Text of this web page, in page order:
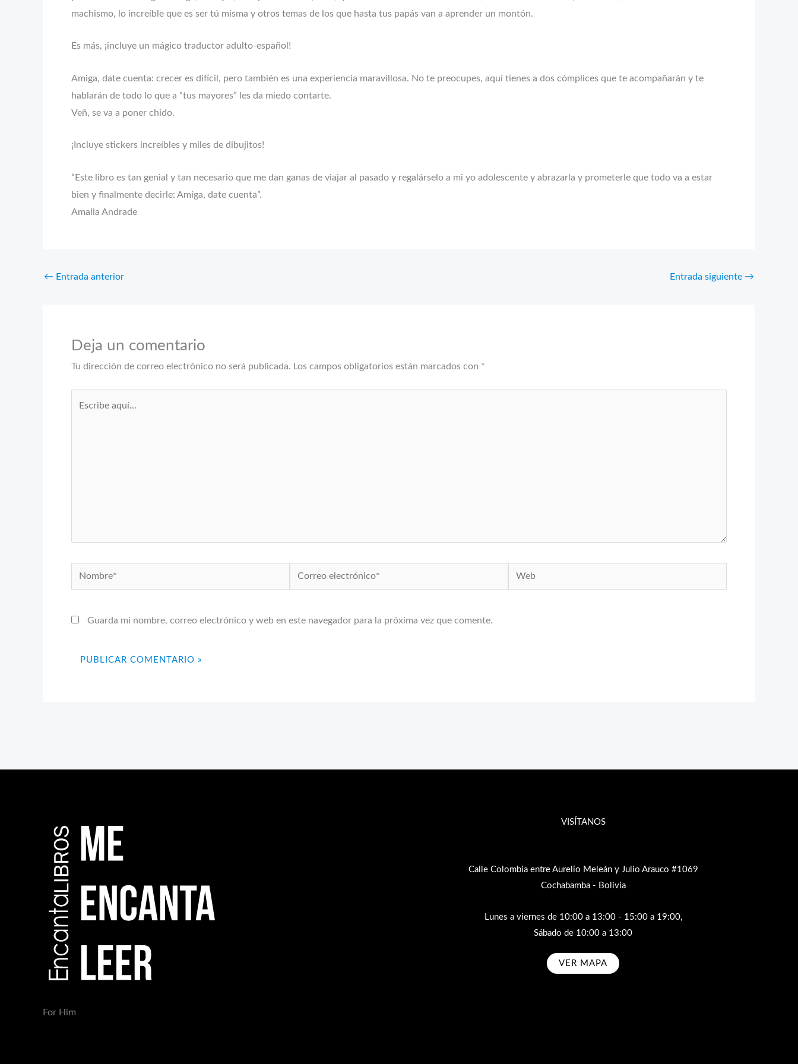
machismo, lo increíble que es ser tú misma y otros temas de los que hasta tus papás van a aprender un montón.
Es más, ¡incluye un mágico traductor adulto-español!
Amiga, date cuenta: crecer es difícil, pero también es una experiencia maravillosa. No te preocupes, aquí tienes a dos cómplices que te acompañarán y te
hablarán de todo lo que a “tus mayores” les da miedo contarte.
Veñ, se va a poner chido.
¡Incluye stickers increíbles y miles de dibujitos!
“Este libro es tan genial y tan necesario que me dan ganas de viajar al pasado y regalárselo a mi yo adolescente y abrazarla y prometerle que todo va a estar
bien y finalmente decirle: Amiga, date cuenta”.
Amalia Andrade
← Entrada anterior Entrada siguiente →
Deja un comentario
Tu dirección de correo electrónico no será publicada. Los campos obligatorios están marcados con *
Nombre*
Correo
electrónico*
Web
Guarda mi nombre, correo electrónico y web en este navegador para la próxima vez que comente.
For Him
VISÍTANOS
Calle Colombia entre Aurelio Meleán y Julio Arauco #1069
Cochabamba - Bolivia
Lunes a viernes de 10:00 a 13:00 - 15:00 a 19:00,
Sábado de 10:00 a 13:00
VER MAPA